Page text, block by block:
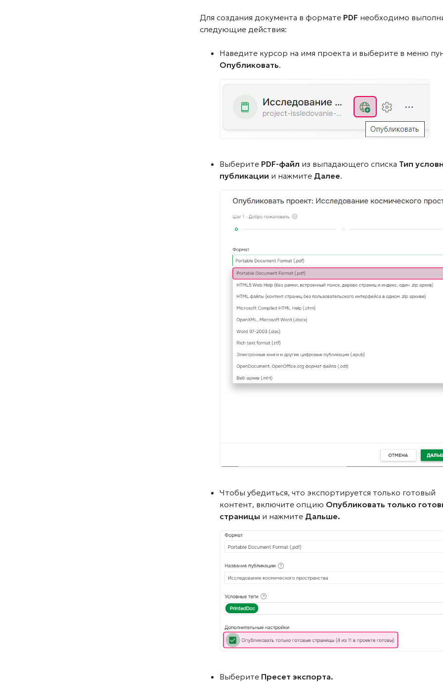
Для создания документа в формате PDF необходимо
следующие действия:
Наведите курсор на имя проекта и выберите в меню
Опубликовать.
Выберите PDF-файл из выпадающего списка Тип
публикации и нажмите Далее.
Чтобы убедиться, что экспортируется только готовый
контент, включите опцию Опубликовать только
страницы и нажмите Дальше.
Выберите Пресет экспорта.